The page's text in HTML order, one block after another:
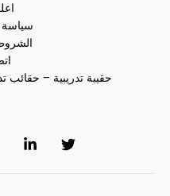
حقيبة تدريبية – حقائب